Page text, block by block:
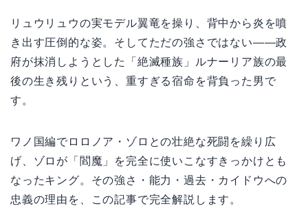
リュウリュウの実モデル翼竜を操り、背中から炎を噴
き出す圧倒的な姿。そしてただの強さではない——政
府が抹消しようとした「絶滅種族」ルナーリア族の最
後の生き残りという、重すぎる宿命を背負った男で
す。
ワノ国編でロロノア・ゾロとの壮絶な死闘を繰り広
げ、ゾロが「閻魔」を完全に使いこなすきっかけとも
なったキング。その強さ・能力・過去・カイドウへの
忠義の理由を、この記事で完全解説します。